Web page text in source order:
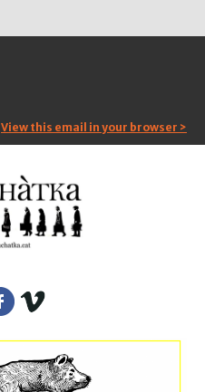
View this email in your browser >